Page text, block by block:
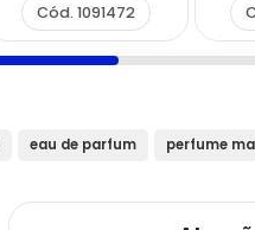
Cód. 1091472
eau de parfum perfume